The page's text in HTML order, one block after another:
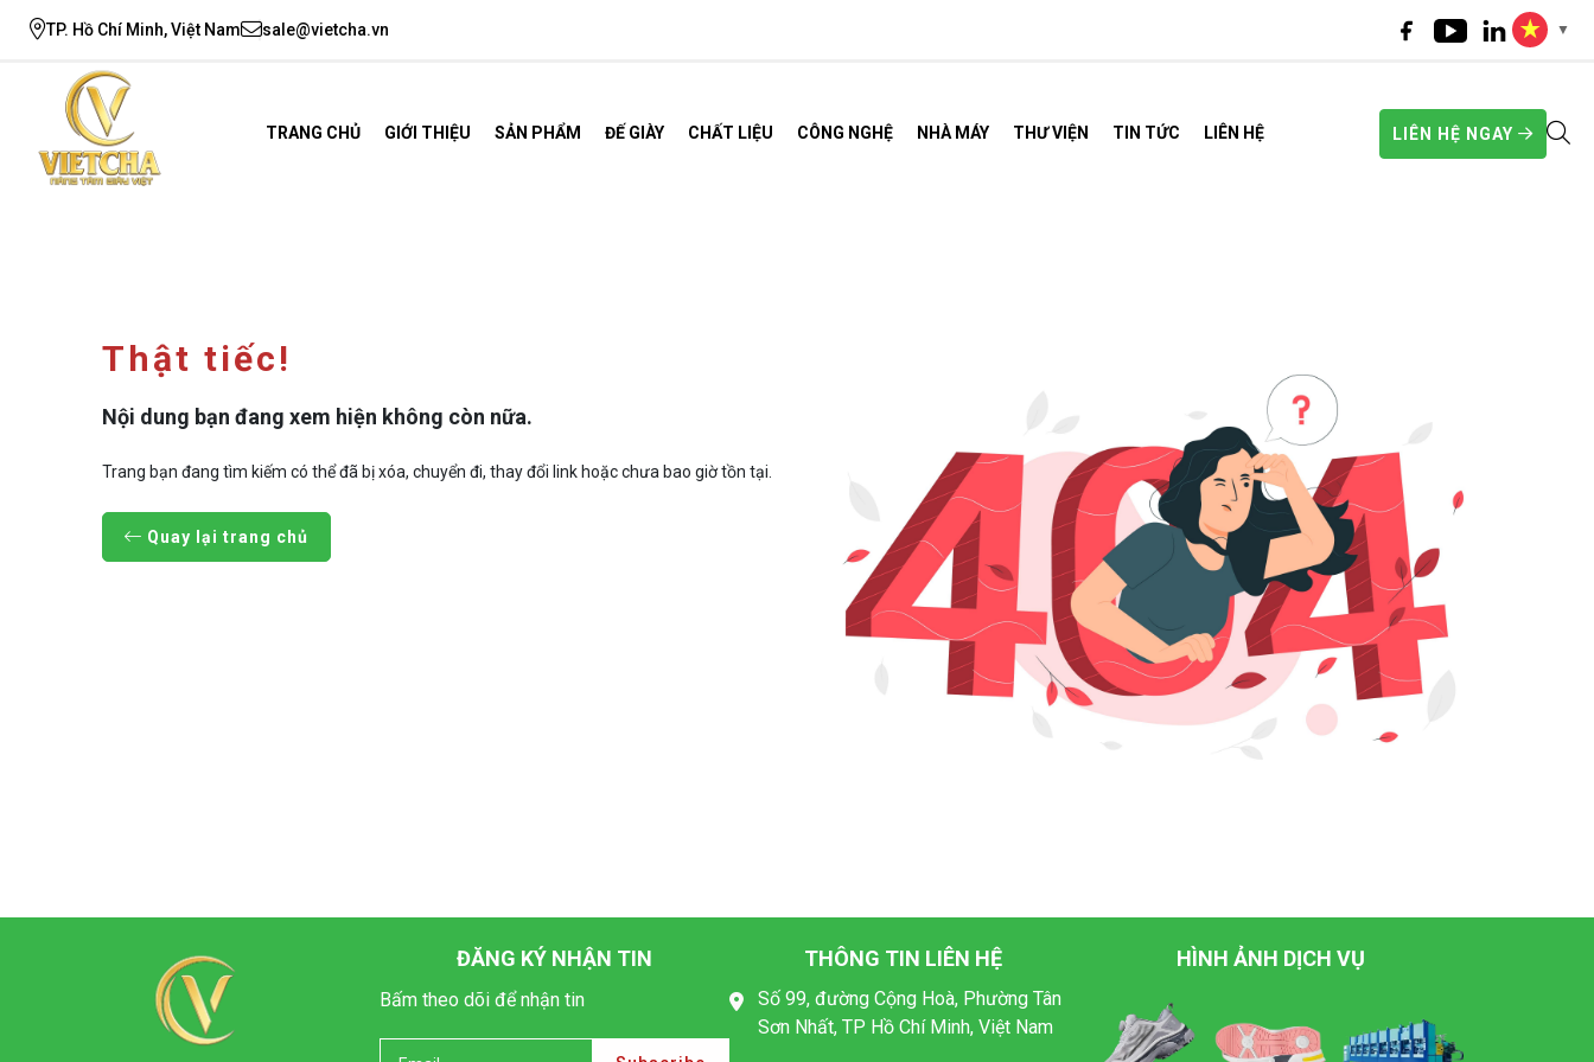
TP. Hồ Chí Minh, Việt Nam sale@vietcha.vn ▼
TRANG CHỦ GIỚI THIỆU SẢN PHẨM ĐẾ GIÀY CHẤT LIỆU CÔNG NGHỆ NHÀ MÁY THƯ VIỆN TIN TỨC LIÊN HỆ LIÊN HỆ NGAY
Thật tiếc!
Nội dung bạn đang xem hiện không còn nữa.
Trang bạn đang tìm kiếm có thể đã bị xóa, chuyển đi, thay đổi link hoặc chưa bao giờ tồn tại.
Quay lại trang chủ
ĐĂNG KÝ NHẬN TIN
Bấm theo dõi để nhận tin
THÔNG TIN LIÊN HỆ
Số 99, đường Cộng Hoà, Phường Tân
Sơn Nhất, TP Hồ Chí Minh, Việt Nam
HÌNH ẢNH DỊCH VỤ